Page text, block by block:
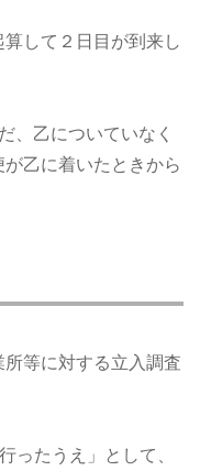
して２日目が到来し
、乙についていなく
乙に着いたときから
等に対する立入調査
ったうえ」として、